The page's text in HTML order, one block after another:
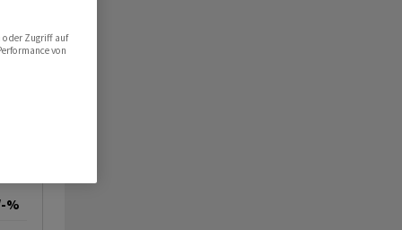
%
oder Zugriff auf
von